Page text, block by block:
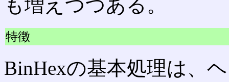
も増えつつある。
特徴
BinHexの基本処理は、